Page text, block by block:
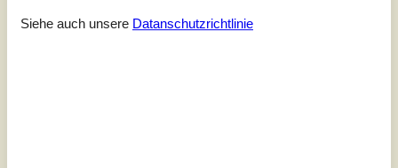
Siehe auch unsere Datanschutzrichtlinie